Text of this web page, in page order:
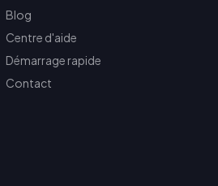
Blog
Centre d'aide
Démarrage rapide
Contact